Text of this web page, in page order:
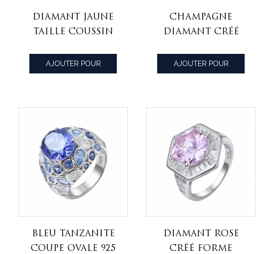
diamant jaune
taille coussin
mariage en
argent sterling
AJOUTER POUR
Champagne
diamant créé
bague de
fiançailles en
AJOUTER POUR
bleu Tanzanite
coupe ovale 925
diamant rose
créé forme